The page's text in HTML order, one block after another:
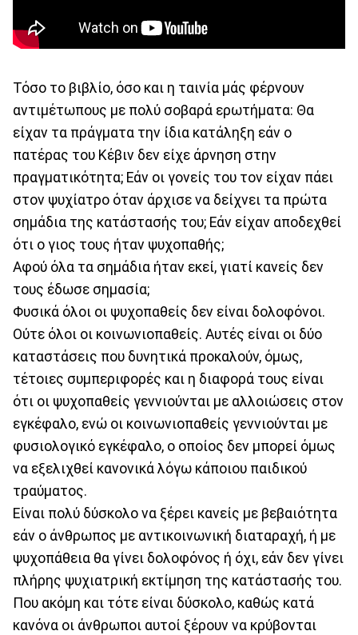
Τόσο το βιβλίο, όσο και η ταινία μάς φέρνουν
αντιμέτωπους με πολύ σοβαρά ερωτήματα: Θα
είχαν τα πράγματα την ίδια κατάληξη εάν ο
πατέρας του Κέβιν δεν είχε άρνηση στην
πραγματικότητα; Εάν οι γονείς του τον είχαν πάει
στον ψυχίατρο όταν άρχισε να δείχνει τα πρώτα
σημάδια της κατάστασής του; Εάν είχαν αποδεχθεί
ότι ο γιος τους ήταν ψυχοπαθής;
Αφού όλα τα σημάδια ήταν εκεί, γιατί κανείς δεν
τους έδωσε σημασία;
Φυσικά όλοι οι ψυχοπαθείς δεν είναι δολοφόνοι.
Ούτε όλοι οι κοινωνιοπαθείς. Αυτές είναι οι δύο
καταστάσεις που δυνητικά προκαλούν, όμως,
τέτοιες συμπεριφορές και η διαφορά τους είναι
ότι οι ψυχοπαθείς γεννιούνται με αλλοιώσεις στον
εγκέφαλο, ενώ οι κοινωνιοπαθείς γεννιούνται με
φυσιολογικό εγκέφαλο, ο οποίος δεν μπορεί όμως
να εξελιχθεί κανονικά λόγω κάποιου παιδικού
τραύματος.
Είναι πολύ δύσκολο να ξέρει κανείς με βεβαιότητα
εάν ο άνθρωπος με αντικοινωνική διαταραχή, ή με
ψυχοπάθεια θα γίνει δολοφόνος ή όχι, εάν δεν γίνει
πλήρης ψυχιατρική εκτίμηση της κατάστασής του.
Που ακόμη και τότε είναι δύσκολο, καθώς κατά
κανόνα οι άνθρωποι αυτοί ξέρουν να κρύβονται